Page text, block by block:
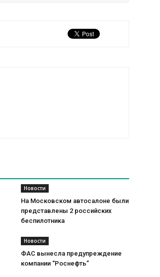
Новости
На Московском автосалоне были
представлены 2 российских
беспилотника
Новости
ФАС вынесла предупреждение
компании “Роснефть”